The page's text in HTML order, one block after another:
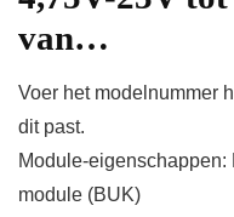
van…
Voer het modelnummer
dit past.
Module-
module (BUK)